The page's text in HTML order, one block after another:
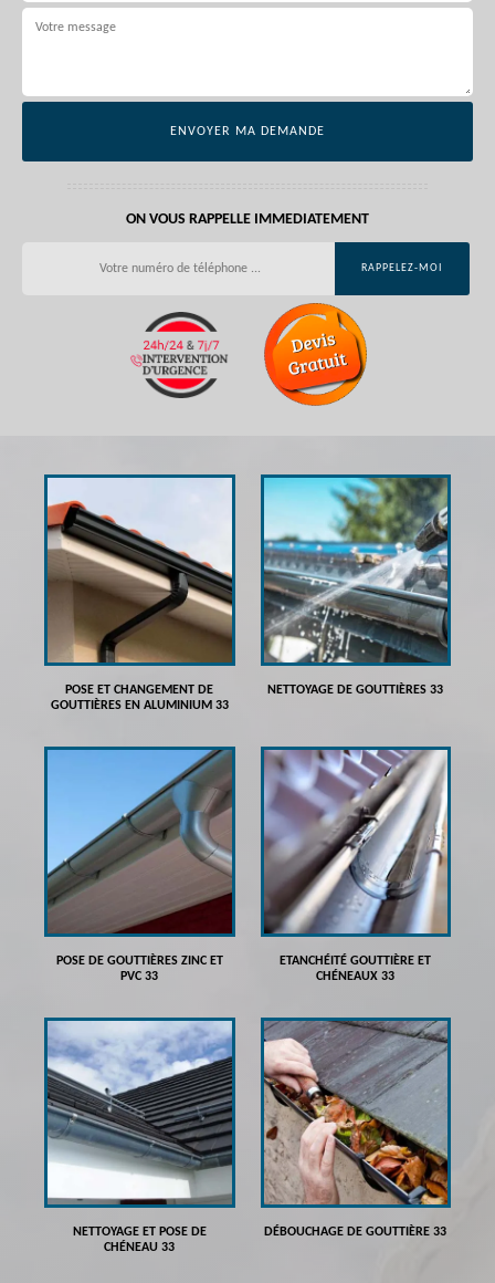
ON VOUS RAPPELLE IMMEDIATEMENT
POSE ET CHANGEMENT DE
GOUTTIÈRES EN ALUMINIUM 33
NETTOYAGE DE GOUTTIÈRES 33
POSE DE GOUTTIÈRES ZINC ET
PVC 33
ETANCHÉITÉ GOUTTIÈRE ET
CHÉNEAUX 33
NETTOYAGE ET POSE DE
CHÉNEAU 33
DÉBOUCHAGE DE GOUTTIÈRE 33